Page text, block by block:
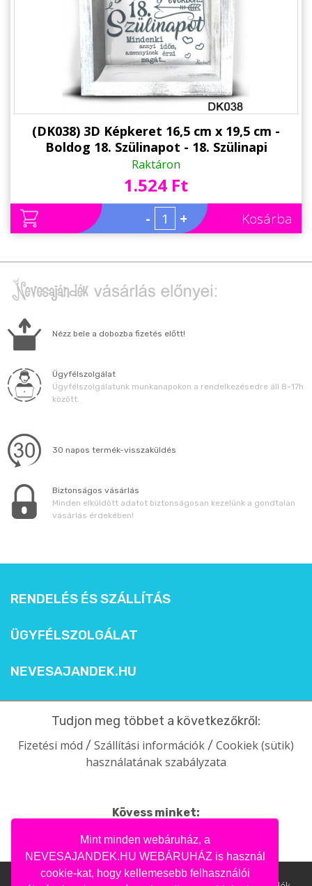
Mint minden webáruház, a
NEVESAJANDEK.HU WEBÁRUHÁZ is használ
cookie-kat, hogy kellemesebb felhasználói
(DK038) 3D Képkeret 16,5 cm x 19,5 cm -
Boldog 18. Szülinapot - 18. Szülinapi
Ajándékok - Ajándék Ötletek
Raktáron
1.524 Ft
- + Kosárba
Nézz bele a dobozba fizetés előtt!
Ügyfélszolgálat
Ügyfélszolgálatunk munkanapokon a rendelkezésedre áll 8-17h
között.
30 napos termék-visszaküldés
Biztonságos vásárlás
Minden elküldött adatot biztonságosan kezelünk a gondtalan
vásárlás érdekében!
RENDELÉS ÉS SZÁLLÍTÁS
ÜGYFÉLSZOLGÁLAT
NEVESAJANDEK.HU
Tudjon meg többet a következőkről:
Fizetési mód / Szállítási információk / Cookiek (sütik)
használatának szabályzata
Kövess minket:
facebook
intagram
pinterest
youtube